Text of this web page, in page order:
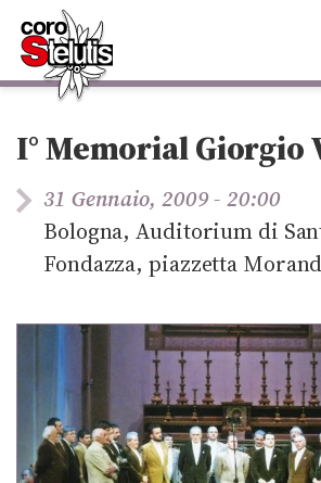
content
I° Memorial Giorgio
31 Gennaio, 2009 - 20:00
Bologna, Auditorium di
Fondazza, piazzetta